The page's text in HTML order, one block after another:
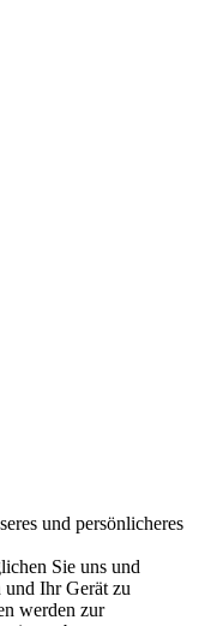
und persönlicheres
Sie uns und
und Ihr Gerät zu
werden zur